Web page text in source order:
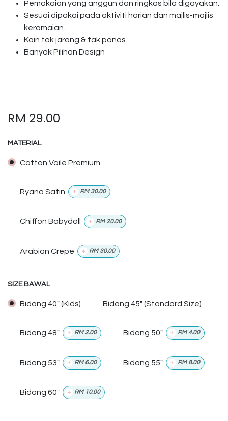
Pemakaian yang anggun dan ringkas bila digayakan.
Sesuai dipakai pada aktiviti harian dan majlis-majlis
keramaian.
Kain tak jarang & tak panas
Banyak Pilihan Design
RM 29.00
MATERIAL
Cotton Voile Premium
Ryana Satin + RM 30.00
Chiffon Babydoll + RM 20.00
Arabian Crepe + RM 30.00
SIZE BAWAL
Bidang 40" (Kids) Bidang 45" (Standard Size)
Bidang 48" + RM2.00 Bidang 50" + RM 4.00
Bidang 53" + RM 6.00 Bidang 55" + RM 8.00
Bidang 60" + RM 10.00